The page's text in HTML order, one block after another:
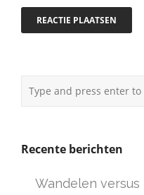
Recente berichten
Wandelen